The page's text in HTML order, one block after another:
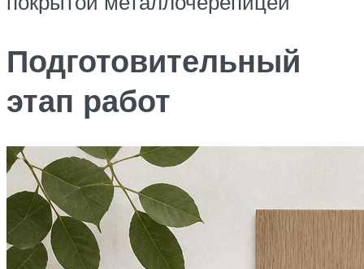
Подготовительный
этап работ